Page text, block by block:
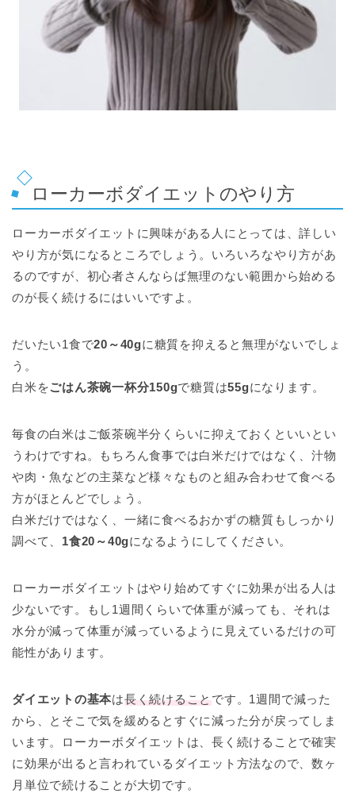
ローカーボダイエットのやり方
ローカーボダイエットに興味がある人にとっては、詳しい
やり方が気になるところでしょう。いろいろなやり方があ
るのですが、初心者さんならば無理のない範囲から始める
のが長く続けるにはいいですよ。
だいたい1食で20～40gに糖質を抑えると無理がないでしょ
う。
白米をごはん茶碗一杯分150gで糖質は55gになります。
毎食の白米はご飯茶碗半分くらいに抑えておくといいとい
うわけですね。もちろん食事では白米だけではなく、汁物
や肉・魚などの主菜など様々なものと組み合わせて食べる
方がほとんどでしょう。
白米だけではなく、一緒に食べるおかずの糖質もしっかり
調べて、 1食20～40gになるようにしてください。
ローカーボダイエットはやり始めてすぐに効果が出る人は
少ないです。もし1週間くらいで体重が減っても、それは
水分が減って体重が減っているように見えているだけの可
能性があります。
ダイエットの基本は長く続けること です。1週間で減った
から、とそこで気を緩めるとすぐに減った分が戻ってしま
います。ローカーボダイエットは、長く続けることで確実
に効果が出ると言われているダイエット方法なので、数ヶ
月単位で続けることが大切です。